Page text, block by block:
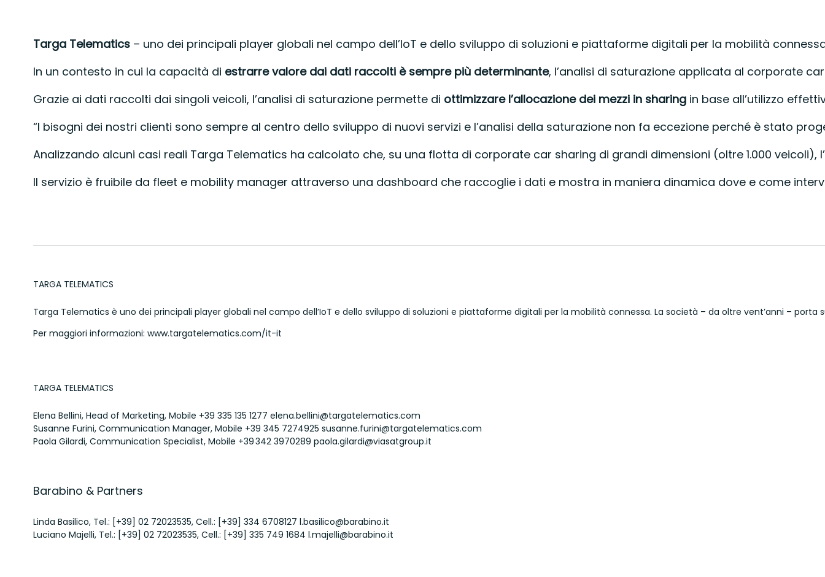
Targa Telematics– uno dei principali player globali nel campo dell’IoT e dello sviluppo di soluzioni e piattaforme digitali per la mobilità
In un contesto in cui la capacità di estrarre valore dai dati raccolti è sempre più determinante, l’analisi di saturazione applicata al corporate
Grazie ai dati raccolti dai singoli veicoli, l’analisi di saturazione permette di ottimizzare l’allocazione dei mezzi in sharingin base all’utilizzo
“I bisogni dei nostri clienti sono sempre al centro dello sviluppo di nuovi servizi e l’analisi della saturazione non fa eccezione perché è
Analizzando alcuni casi reali Targa Telematics ha calcolato che, su una flotta di corporate car sharing di grandi dimensioni (oltre 1.000
Il servizio è fruibile da fleet e mobility manager attraverso una dashboard che raccoglie i dati e mostra in maniera dinamica dove e come
TARGA TELEMATICS
Targa Telematics è uno dei principali player globali nel campo dell’IoT e dello sviluppo di soluzioni e piattaforme digitali per la mobilità connessa. La società – da oltre vent’anni –
Per maggiori informazioni: www.targatelematics.com/it-it
TARGA TELEMATICS
Elena Bellini, Head of Marketing, Mobile +39 335 135 1277 elena.bellini@targatelematics.com
Susanne Furini, Communication Manager, Mobile +39 345 7274925 susanne.furini@targatelematics.com
Paola Gilardi, Communication Specialist, Mobile +39 342 3970289 paola.gilardi@viasatgroup.it
Barabino & Partners
Linda Basilico, Tel.: [+39] 02 72023535, Cell.: [+39] 334 6708127 l.basilico@barabino.it
Luciano Majelli, Tel.: [+39] 02 72023535, Cell.: [+39] 335 749 1684 l.majelli@barabino.it